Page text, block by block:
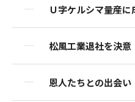
Ｕ字ケルシマ量産に
松風工業退社を決意
恩人たちとの出会い